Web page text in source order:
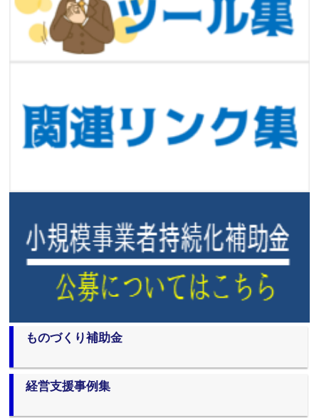
ものづくり補助金
経営支援事例集